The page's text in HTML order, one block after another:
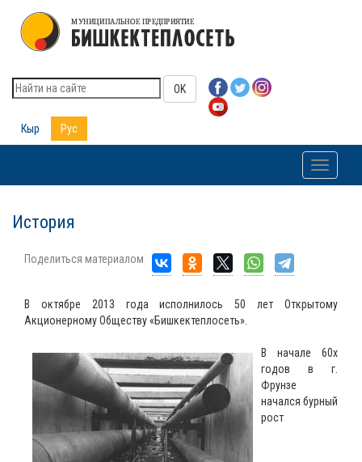
OK
Кыр Рус
Toggle
История
Поделиться материалом
В октябре 2013 года исполнилось 50 лет Открытому
Акционерному Обществу «Бишкектеплосеть».
В начале 60х
годов в г.
Фрунзе
начался бурный
рост